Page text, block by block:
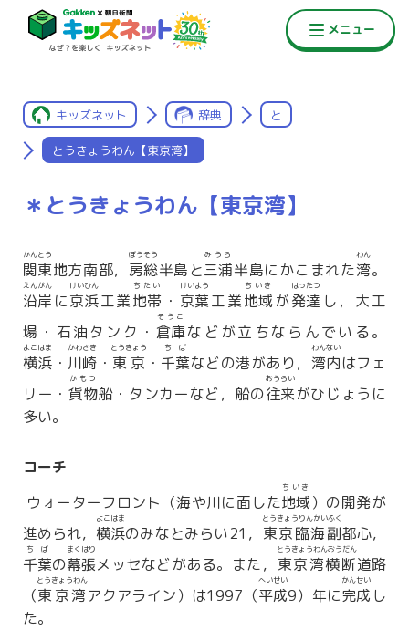
キッズネット 辞典 と
とうきょうわん【東京湾】
＊とうきょうわん【東京湾】
関東
かんとう
地方南部， 房総
ぼうそう
半島と三浦
みうら
半島にかこまれた湾
わん
。
沿岸
えんがん
に京浜
けいひん
工業地帯
ちたい
・ 京葉
けいよう
工業地域
ちいき
が発達
はったつ
し，大工
場・石油タンク・ 倉庫
そうこ
などが立ちならんでいる。
横浜
よこはま
・ 川崎
かわさき
・ 東京
とうきょう
・ 千葉
ちば
などの港があり， 湾内
わんない
はフェ
リー・ 貨物
かもつ
船・タンカーなど，船の往来
おうらい
がひじょうに
多い。
コーチ
ウォーターフロント（海や川に面した地域
ちいき
）の開発が
進められ， 横浜
よこはま
のみなとみらい21， 東京臨海副
とうきょうりんかいふく
都心，
千葉
ちば
の幕張
まくはり
メッセなどがある。また， 東京湾横断
とうきょうわんおうだん
道路
（東京湾
とうきょうわん
アクアライン）は1997（平成
へいせい
9）年に完成
かんせい
し
た。